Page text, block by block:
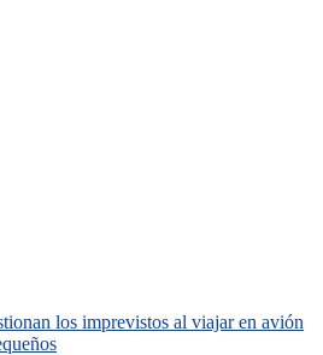
los imprevistos al viajar en avión